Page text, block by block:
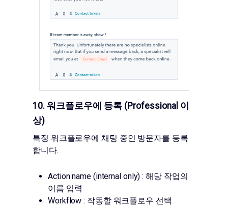
10. 워크플로우에 등록 (Professional 이
상)
특정 워크플로우에 채팅 중인 방문자를 등록
합니다.
Action name (internal only) : 해당 작업의
이름 입력
Workflow : 작동할 워크플로우 선택